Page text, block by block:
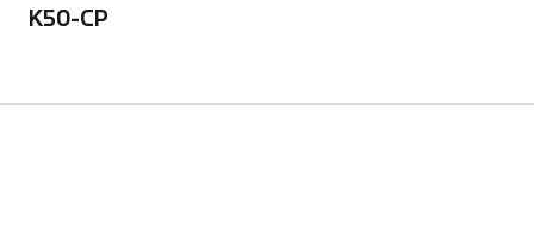
K50-CP